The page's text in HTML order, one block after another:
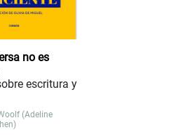
no es
escritura y
(Adeline